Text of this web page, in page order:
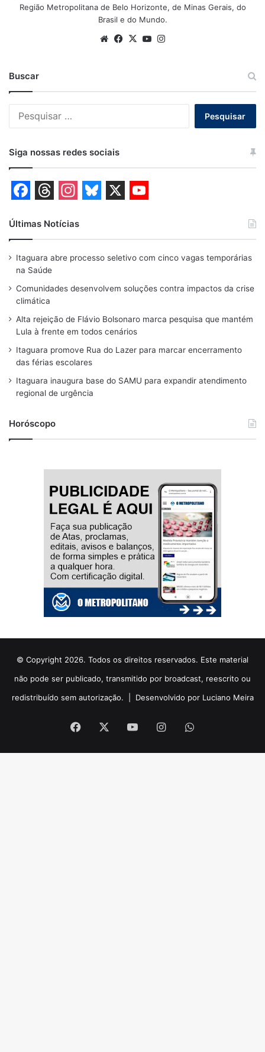
Região Metropolitana de Belo Horizonte, de Minas Gerais, do
Brasil e do Mundo.
WebsiteFacebook
X YouTube
Buscar
Siga nossas redes sociais
a
c
e
b
o
o
k
h
r
e
a
d
s
n
s
t
a
r
a
m
u
e
s
y
u
T
u
e
Últimas Notícias
Itaguara abre processo seletivo com cinco vagas temporárias
na Saúde
Comunidades desenvolvem soluções contra impactos da crise
climática
Alta rejeição de Flávio Bolsonaro marca pesquisa que mantém
Lula à frente em todos cenários
Itaguara promove Rua do Lazer para marcar encerramento
das férias escolares
Itaguara inaugura base do SAMU para expandir atendimento
regional de urgência
Horóscopo
© Copyright 2026. Todos os direitos reservados. Este material
não pode ser publicado, transmitido por broadcast, reescrito ou
redistribuído sem autorização. | Desenvolvido por Luciano Meira
Facebook YouTubeInstagramWhatsApp